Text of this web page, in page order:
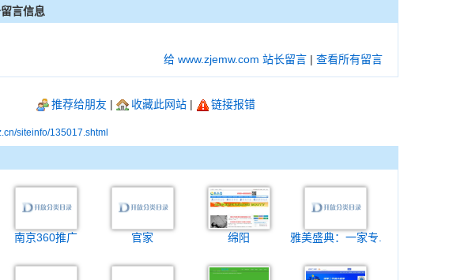
言信息
给 www.zjemw.com 站长留言 | 查看所有留言
推荐给朋友 | 收藏此网站| 链接报错
siteinfo/135017.shtml
南京360推广 官家 绵阳 雅美盛典：一家专.